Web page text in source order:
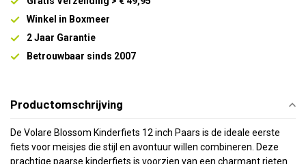
Winkel in Boxmeer
2 Jaar Garantie
Betrouwbaar sinds 2007
Productomschrijving
De Volare Blossom Kinderfiets 12 inch Paars is de ideale eerste
fiets voor meisjes die stijl en avontuur willen combineren. Deze
prachtige paarse kinderfiets is voorzien van een charmant rieten